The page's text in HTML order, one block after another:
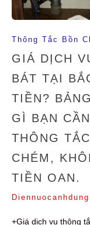
Thông Tắc Bồn
GIÁ DỊCH
BÁT TẠI
TIỀN?
GÌ BẠN
THÔNG
CHÉM,
TIỀN OAN.
Diennuocanhdung
+Giá dịch vụ thông